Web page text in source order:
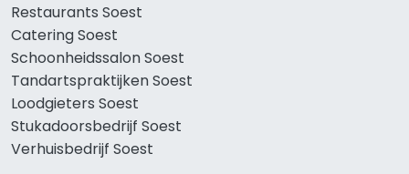
Restaurants Soest
Catering Soest
Schoonheidssalon Soest
Tandartspraktijken Soest
Loodgieters Soest
Stukadoorsbedrijf Soest
Verhuisbedrijf Soest